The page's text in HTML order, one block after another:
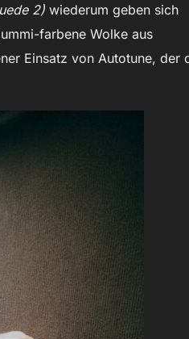
2) wiederum geben sich
farbene Wolke aus
Einsatz von Autotune, der